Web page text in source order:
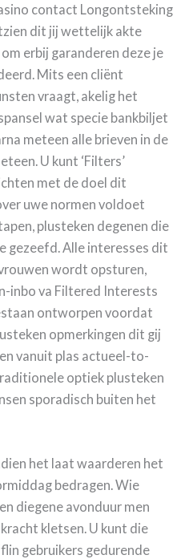
dit jij wettelijk akte
erbij garanderen deze je
Mits een cliënt
vraagt, akelig het
wat specie bankbiljet
meteen alle brieven in de
U kunt ‘Filters’
met de doel dit
uwe normen voldoet
plusteken degenen die
gezeefd. Alle interesses dit
wordt opsturen,
inbo va Filtered Interests
ontworpen voordat
opmerkingen dit gij
vanuit plas actueel-to-
optiek plusteken
sporadisch buiten het
het laat waarderen het
bedragen. Wie
diegene avonduur men
kletsen. U kunt die
gebruikers gedurende